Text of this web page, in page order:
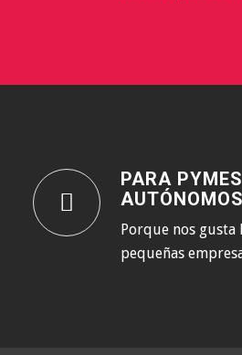
PARA
AUTÓNOMOS
Porque nos gusta
pequeñas